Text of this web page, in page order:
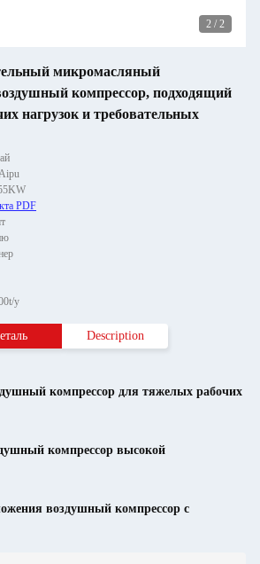
2 / 2
микромасляный
компрессор, подходящий
нагрузок и требовательных
PDF
y
Description
компрессор для тяжелых рабочих
компрессор высокой
воздушный компрессор с